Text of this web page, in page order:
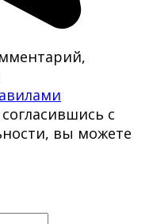
с
вы можете